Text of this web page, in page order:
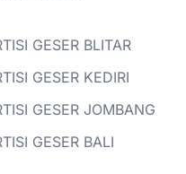
GESER BLITAR
GESER KEDIRI
GESER JOMBANG
GESER BALI